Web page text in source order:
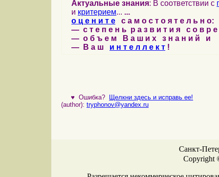
Актуальные знания: В соответствии с
и критерием... ...
о ц е н и т е с а м о с т о я т е л ь н о:
— с т е п е н ь р а з в и т и я с о в р
— о б ъ е м В а ш и х з н а н и й и
— В а ш и н т е л л е к т !
♥ Ошибка?
Щелкни здесь и исправь ее!
(author): tryphonov@yandex.ru
Санкт-
Copyright